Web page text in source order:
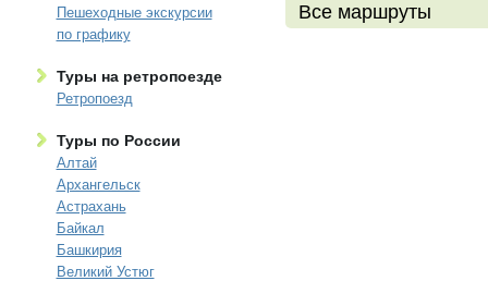
Пешеходные экскурсии
по графику
Туры на ретропоезде
Ретропоезд
Туры по России
Алтай
Архангельск
Астрахань
Байкал
Башкирия
Великий Устюг
Все маршруты